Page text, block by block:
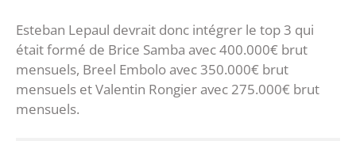
Esteban Lepaul devrait donc intégrer le top 3 qui
était formé de Brice Samba avec 400.000€ brut
mensuels, Breel Embolo avec 350.000€ brut
mensuels et Valentin Rongier avec 275.000€ brut
mensuels.